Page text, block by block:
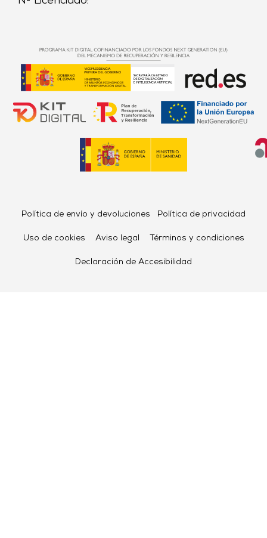
Política de envío y devoluciones Política de privacidad
Uso de cookies Aviso legal Términos y condiciones
Declaración de Accesibilidad